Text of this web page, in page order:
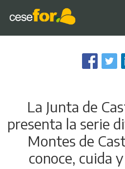
al
La Junta de
presenta la serie
Montes de
conoce, cuida